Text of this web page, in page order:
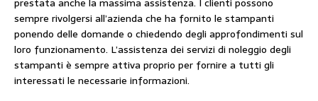
sempre rivolgersi all’azienda che ha fornito le stampanti
ponendo delle domande o chiedendo degli approfondimenti sul
loro funzionamento. L’assistenza dei servizi di noleggio degli
stampanti è sempre attiva proprio per fornire a tutti gli
interessati le necessarie informazioni.